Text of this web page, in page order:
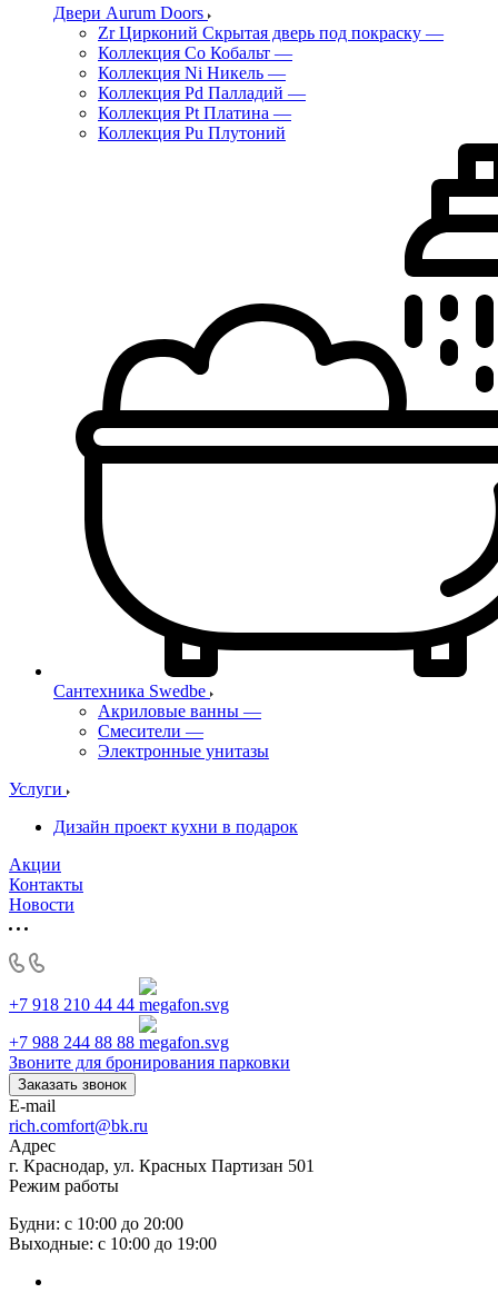
Двери Aurum Doors
Zr Цирконий Скрытая дверь под покраску —
Коллекция Co Кобальт —
Коллекция Ni Никель —
Коллекция Pd Палладий —
Коллекция Pt Платина —
Коллекция Pu Плутоний
Сантехника Swedbe
Акриловые ванны —
Смесители —
Электронные унитазы
Услуги
Дизайн проект кухни в подарок
Акции
Контакты
Новости
+7 918 210 44 44
+7 988 244 88 88
Звоните для бронирования парковки
Заказать звонок
E-mail
rich.comfort@bk.ru
Адрес
г. Краснодар, ул. Красных Партизан 501
Режим работы
Будни: с 10:00 до 20:00
Выходные: с 10:00 до 19:00